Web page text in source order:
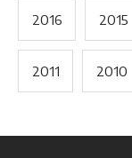
2016 2015
2011 2010